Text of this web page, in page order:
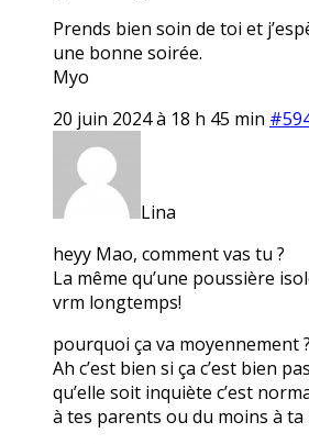
Prends bien soin de toi et
une bonne soirée.
Myo
20 juin 2024 à 18 h 45 min
Lina
heyy Mao, comment vas tu ?
La même qu’une poussière
vrm longtemps!
pourquoi ça va moyennement ?
Ah c’est bien si ça c’est bien
qu’elle soit inquiète c’est
à tes parents ou du moins à ta